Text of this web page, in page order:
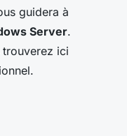
guidera à
Server.
trouverez ici